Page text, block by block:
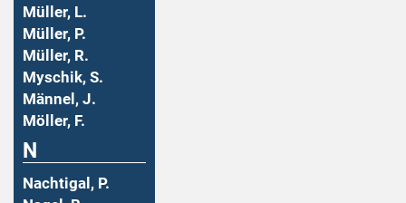
Müller, L.
Müller, P.
Müller, R.
Myschik, S.
Männel, J.
Möller, F.
N
Nachtigal, P.